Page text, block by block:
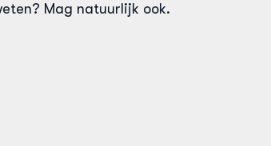
dan via de link in de
en log daar voor
vergeten e-
Mag natuurlijk ook.